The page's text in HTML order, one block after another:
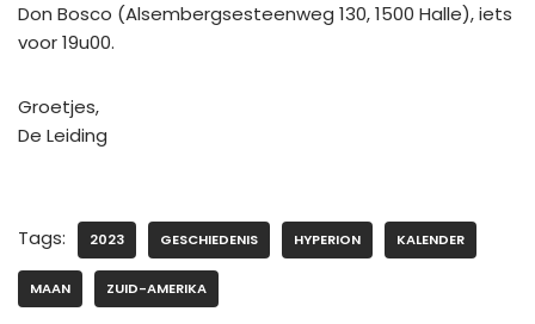
Don Bosco (Alsembergsesteenweg 130, 1500 Halle), iets
voor 19u00.
Groetjes,
De Leiding
Tags: 2023 GESCHIEDENIS HYPERION KALENDER
MAAN ZUID-AMERIKA